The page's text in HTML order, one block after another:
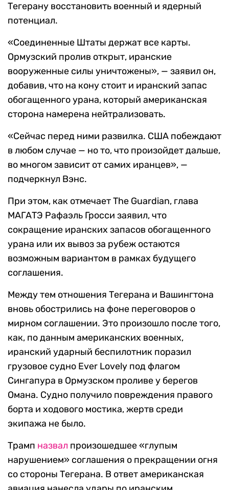
Тегерану восстановить военный и ядерный
потенциал.
«Соединенные Штаты держат все карты.
Ормузский пролив открыт, иранские
вооруженные силы уничтожены», — заявил он,
добавив, что на кону стоит и иранский запас
обогащенного урана, который американская
сторона намерена нейтрализовать.
«Сейчас перед ними развилка. США побеждают
в любом случае — но то, что произойдет дальше,
во многом зависит от самих иранцев», —
подчеркнул Вэнс.
При этом, как отмечает The Guardian, глава
МАГАТЭ Рафаэль Гросси заявил, что
сокращение иранских запасов обогащенного
урана или их вывоз за рубеж остаются
возможным вариантом в рамках будущего
соглашения.
Между тем отношения Тегерана и Вашингтона
вновь обострились на фоне переговоров о
мирном соглашении. Это произошло после того,
как, по данным американских военных,
иранский ударный беспилотник поразил
грузовое судно Ever Lovely под флагом
Сингапура в Ормузском проливе у берегов
Омана. Судно получило повреждения правого
борта и ходового мостика, жертв среди
экипажа не было.
Трамп назвал произошедшее «глупым
нарушением» соглашения о прекращении огня
со стороны Тегерана. В ответ американская